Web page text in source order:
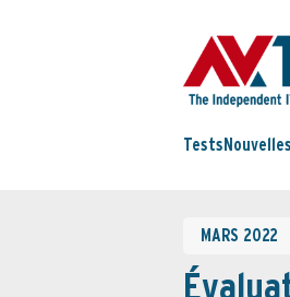
Tests Nouvelles
MARS 2022